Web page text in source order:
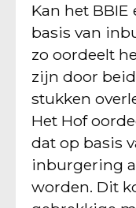
Kan het
basis van
zo oordeelt
zijn door
stukken
Het Hof
dat op basis
inburgering
worden. Dit